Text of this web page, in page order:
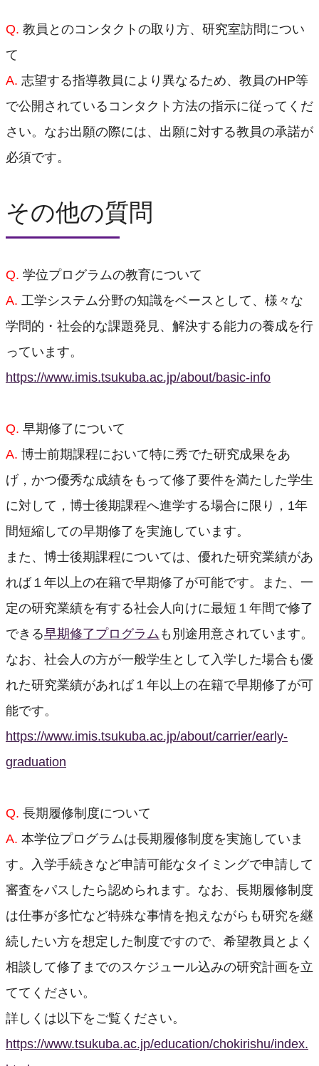
Q. 教員とのコンタクトの取り方、研究室訪問につい
て
A. 志望する指導教員により異なるため、教員のHP等
で公開されているコンタクト方法の指示に従ってくだ
さい。なお出願の際には、出願に対する教員の承諾が
必須です。
その他の質問
Q. 学位プログラムの教育について
A. 工学システム分野の知識をベースとして、様々な
学問的・社会的な課題発見、解決する能力の養成を行
っています。
https://www.imis.tsukuba.ac.jp/about/basic-info
Q. 早期修了について
A. 博士前期課程において特に秀でた研究成果をあ
げ，かつ優秀な成績をもって修了要件を満たした学生
に対して，博士後期課程へ進学する場合に限り，1年
間短縮しての早期修了を実施しています。
また、博士後期課程については、優れた研究業績があ
れば１年以上の在籍で早期修了が可能です。また、一
定の研究業績を有する社会人向けに最短１年間で修了
できる早期修了プログラム も別途用意されています。
なお、社会人の方が一般学生として入学した場合も優
れた研究業績があれば１年以上の在籍で早期修了が可
能です。
https://www.imis.tsukuba.ac.jp/about/carrier/early-
graduation
Q. 長期履修制度について
A. 本学位プログラムは長期履修制度を実施していま
す。入学手続きなど申請可能なタイミングで申請して
審査をパスしたら認められます。なお、長期履修制度
は仕事が多忙など特殊な事情を抱えながらも研究を継
続したい方を想定した制度ですので、希望教員とよく
相談して修了までのスケジュール込みの研究計画を立
ててください。
詳しくは以下をご覧ください。
https://www.tsukuba.ac.jp/education/chokirishu/index.